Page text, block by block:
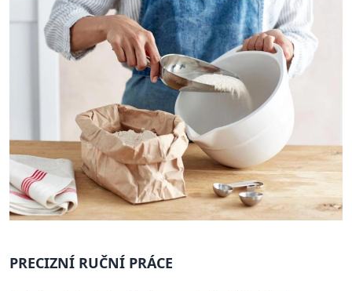
PRECIZNÍ RUČNÍ PRÁCE